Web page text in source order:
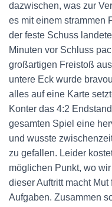
dazwischen, was zur
es mit einem strammen
der feste Schuss
Minuten vor Schluss
großartigen Freistoß
untere Eck wurde
alles auf eine Karte
Konter das 4:2
gesamten Spiel eine
und wusste
zu gefallen. Leider
möglichen Punkt, wo
dieser Auftritt macht
Aufgaben. Zusammen